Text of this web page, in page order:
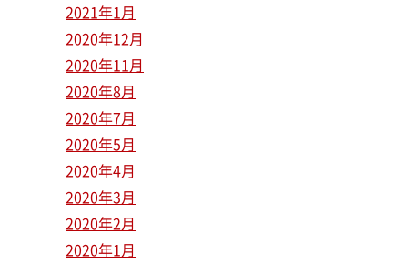
2021年1月
2020年12月
2020年11月
2020年8月
2020年7月
2020年5月
2020年4月
2020年3月
2020年2月
2020年1月